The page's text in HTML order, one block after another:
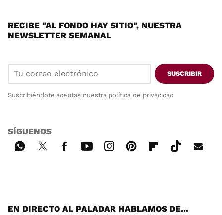
RECIBE "AL FONDO HAY SITIO", NUESTRA
NEWSLETTER SEMANAL
SUSCRIBIR
Suscribiéndote aceptas nuestra política de privacidad
SÍGUENOS
EN DIRECTO AL PALADAR HABLAMOS DE...